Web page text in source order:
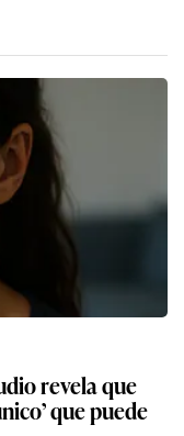
revela que
que puede